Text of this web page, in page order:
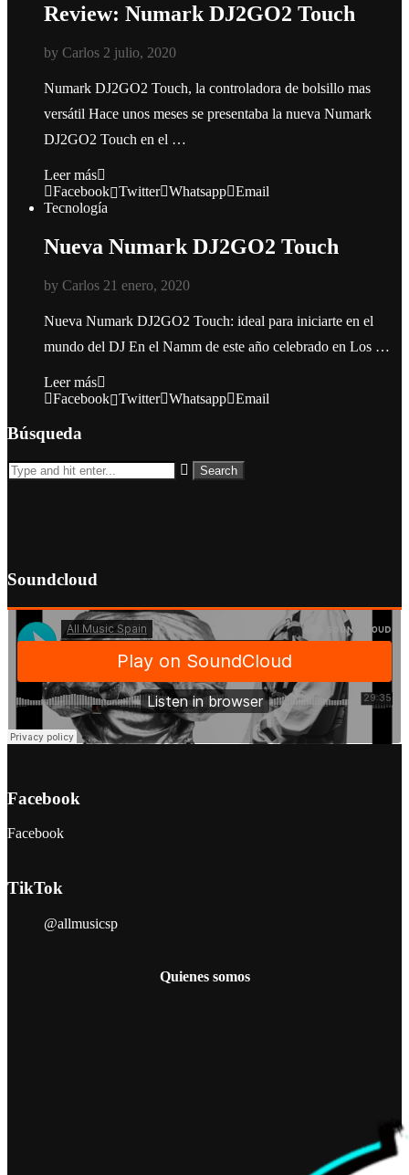
Review: Numark DJ2GO2 Touch
by Carlos 2 julio, 2020
Numark DJ2GO2 Touch, la controladora de bolsillo mas
versátil Hace unos meses se presentaba la nueva Numark
DJ2GO2 Touch en el …
Leer más
Facebook Twitter Whatsapp Email
Tecnología
Nueva Numark DJ2GO2 Touch
by Carlos 21 enero, 2020
Nueva Numark DJ2GO2 Touch: ideal para iniciarte en el
mundo del DJ En el Namm de este año celebrado en Los …
Leer más
Facebook Twitter Whatsapp Email
Búsqueda
Soundcloud
Facebook
Facebook
TikTok
@allmusicsp
Quienes somos